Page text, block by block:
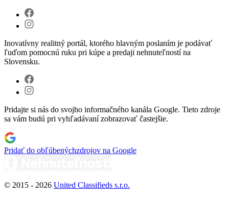
Inovatívny realitný portál, ktorého hlavným poslaním je podávať
ľuďom pomocnú ruku pri kúpe a predaji nehnuteľností na
Slovensku.
Pridajte si nás do svojho informačného kanála Google. Tieto zdroje
sa vám budú pri vyhľadávaní zobrazovať častejšie.
Pridať do obľúbenýchzdrojov na Google
© 2015 - 2026 United Classifieds s.r.o.